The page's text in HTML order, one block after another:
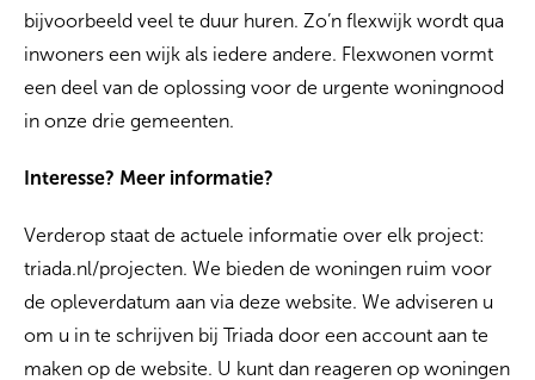
bijvoorbeeld veel te duur huren. Zo’n flexwijk wordt qua
inwoners een wijk als iedere andere. Flexwonen vormt
een deel van de oplossing voor de urgente woningnood
in onze drie gemeenten.
Interesse? Meer informatie?
Verderop staat de actuele informatie over elk project:
triada.nl/projecten. We bieden de woningen ruim voor
de opleverdatum aan via deze website. We adviseren u
om u in te schrijven bij Triada door een account aan te
maken op de website. U kunt dan reageren op woningen